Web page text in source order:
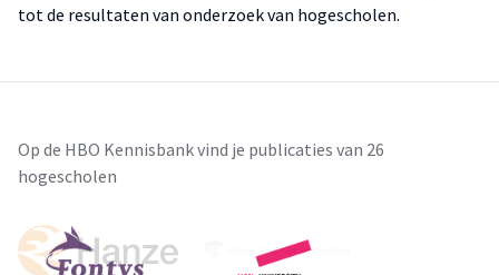
tot de resultaten van onderzoek van hogescholen.
Op de HBO Kennisbank vind je publicaties van 26
hogescholen